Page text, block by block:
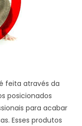
feita através da
posicionados
para acabar
Esses produtos